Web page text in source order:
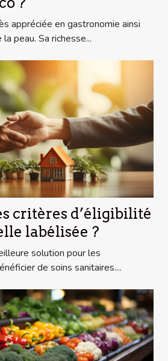
appréciée en gastronomie ainsi
peau. Sa richesse...
critères d’éligibilité
labélisée ?
solution pour les
de soins sanitaires....